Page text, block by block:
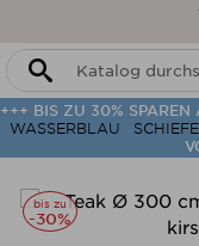
+++ BIS ZU 30% SPAREN
WASSERBLAU
bis zu
-30%